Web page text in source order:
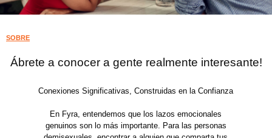
SOBRE
Ábrete a conocer a gente realmente interesante!
Conexiones Significativas, Construidas en la Confianza
En Fyra, entendemos que los lazos emocionales
genuinos son lo más importante. Para las personas